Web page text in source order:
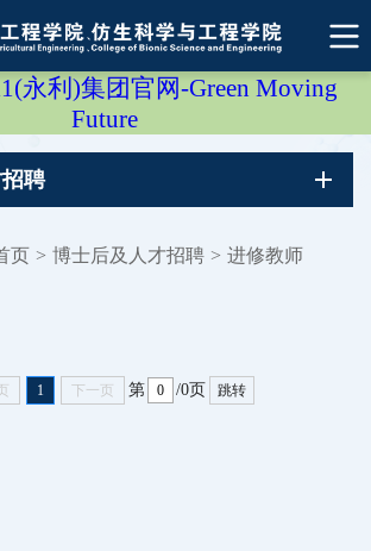
永利)集团官网-Green Moving
Future
聘
页 > 博士后及人才招聘 > 进修教师
1 下一页 第 /0页 跳转